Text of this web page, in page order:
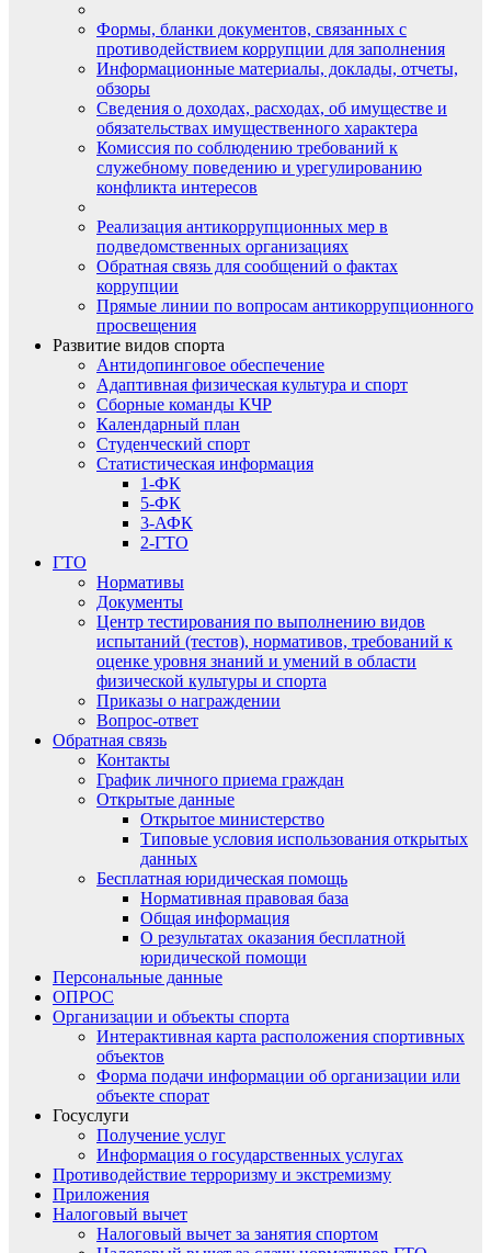
Формы, бланки документов, связанных с
противодействием коррупции для заполнения
Информационные материалы, доклады, отчеты,
обзоры
Сведения о доходах, расходах, об имуществе и
обязательствах имущественного характера
Комиссия по соблюдению требований к
служебному поведению и урегулированию
конфликта интересов
Реализация антикоррупционных мер в
подведомственных организациях
Обратная связь для сообщений о фактах
коррупции
Прямые линии по вопросам антикоррупционного
просвещения
Развитие видов спорта
Антидопинговое обеспечение
Адаптивная физическая культура и спорт
Сборные команды КЧР
Календарный план
Студенческий спорт
Статистическая информация
1-ФК
5-ФК
3-АФК
2-ГТО
ГТО
Нормативы
Документы
Центр тестирования по выполнению видов
испытаний (тестов), нормативов, требований к
оценке уровня знаний и умений в области
физической культуры и спорта
Приказы о награждении
Вопрос-ответ
Обратная связь
Контакты
График личного приема граждан
Открытые данные
Открытое министерство
Типовые условия использования открытых
данных
Бесплатная юридическая помощь
Нормативная правовая база
Общая информация
О результатах оказания бесплатной
юридической помощи
Персональные данные
ОПРОС
Организации и объекты спорта
Интерактивная карта расположения спортивных
объектов
Форма подачи информации об организации или
объекте спорат
Госуслуги
Получение услуг
Информация о государственных услугах
Противодействие терроризму и экстремизму
Приложения
Налоговый вычет
Налоговый вычет за занятия спортом